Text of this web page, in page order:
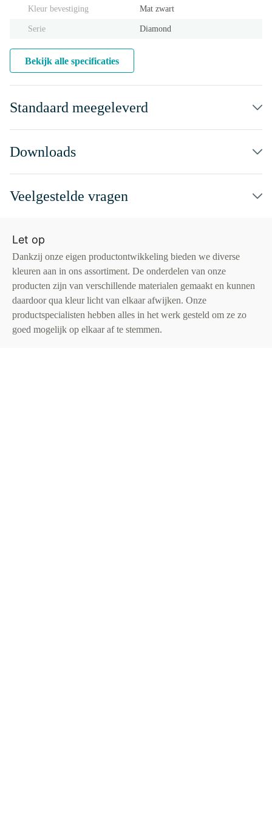
Kleur bevestiging Mat zwart
Serie Diamond
Bekijk alle specificaties
Standaard meegeleverd
Downloads
Veelgestelde vragen
Let op
Dankzij onze eigen productontwikkeling bieden we diverse
kleuren aan in ons assortiment. De onderdelen van onze
producten zijn van verschillende materialen gemaakt en kunnen
daardoor qua kleur licht van elkaar afwijken. Onze
productspecialisten hebben alles in het werk gesteld om ze zo
goed mogelijk op elkaar af te stemmen.